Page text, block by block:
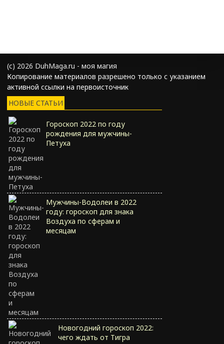
(с) 2026 DuhMaga.ru - моя магия
Копирование материалов разрешено только с указанием
активной ссылки на первоисточник
НОВЫЕ СТАТЬИ
Гороскоп 2022 по году
рождения для мужчины-
Петуха
Мужчины-Водолеи в 2022
году: гороскоп для знака
Воздуха по сферам и
месяцам
Новогодний гороскоп 2022:
чего ждать от Тигра